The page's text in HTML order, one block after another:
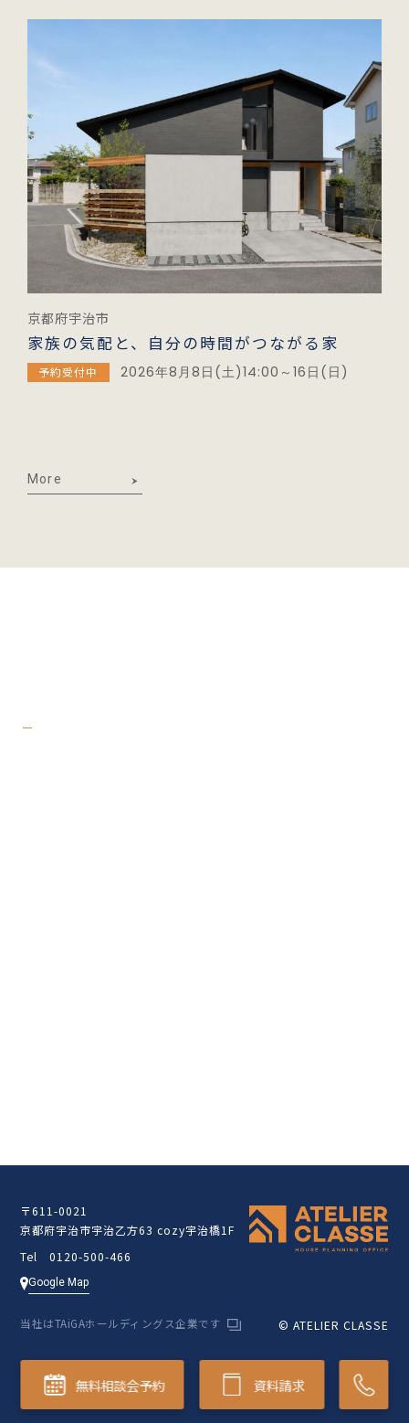
京都府宇治市
家族の気配と、自分の時間がつながる家
予約受付中 2026年8月8日(土)14:00～16日(日)
More
〒611-0021
京都府宇治市宇治乙方63 cozy宇治橋1F
Tel 0120-500-466
Google Map
当社はTAiGAホールディングス企業です © ATELIER CLASSE
無料相談会予約 資料請求